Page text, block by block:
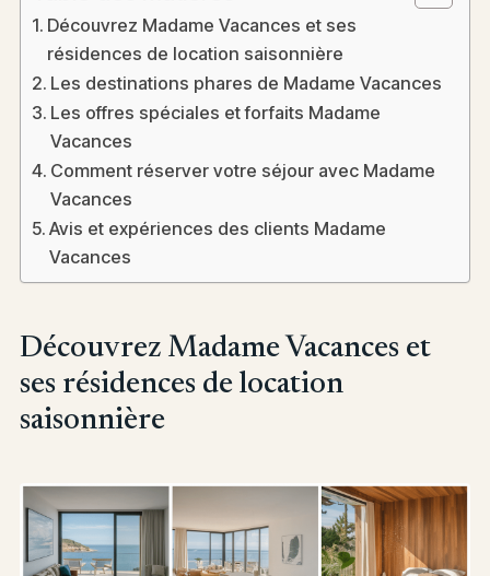
Découvrez Madame Vacances et ses
résidences de location saisonnière
Les destinations phares de Madame Vacances
Les offres spéciales et forfaits Madame
Vacances
Comment réserver votre séjour avec Madame
Vacances
Avis et expériences des clients Madame
Vacances
Découvrez Madame Vacances et
ses résidences de location
saisonnière